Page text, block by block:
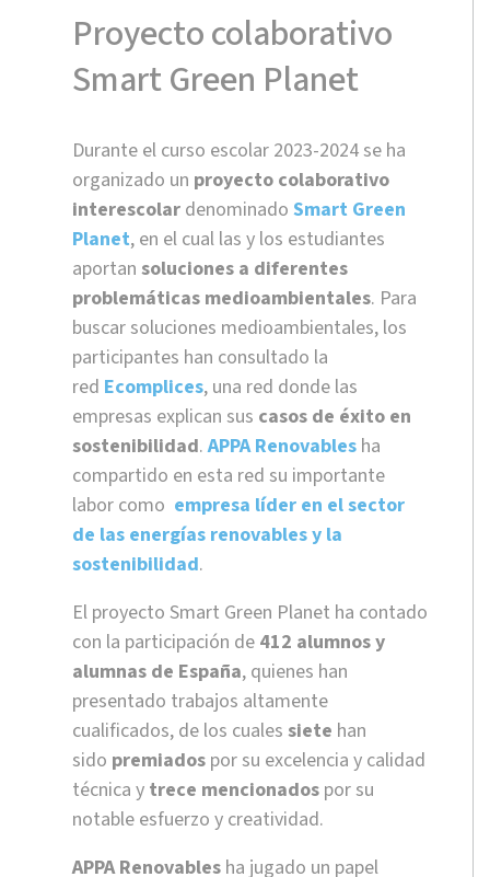
Proyecto colaborativo
Smart Green Planet
Durante el curso escolar 2023-2024 se ha
organizado un proyecto colaborativo
interescolar denominado Smart Green
Planet, en el cual las y los estudiantes
aportan soluciones a diferentes
problemáticas medioambientales. Para
buscar soluciones medioambientales, los
participantes han consultado la
red Ecomplices, una red donde las
empresas explican sus casos de éxito en
sostenibilidad.APPA Renovables ha
compartido en esta red su importante
labor como empresa líder en el sector
de las energías renovables y la
sostenibilidad.
El proyecto Smart Green Planet ha contado
con la participación de 412 alumnos y
alumnas de España, quienes han
presentado trabajos altamente
cualificados, de los cuales siete han
sido premiados por su excelencia y calidad
técnica y trece mencionados por su
notable esfuerzo y creatividad.
APPA Renovables ha jugado un papel